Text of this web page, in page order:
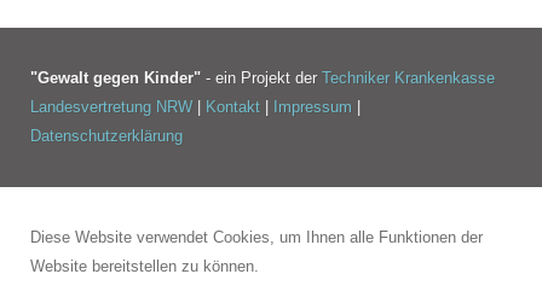
"Gewalt gegen Kinder" - ein Projekt der Techniker Krankenkasse
Landesvertretung NRW | Kontakt | Impressum |
Datenschutzerklärung
Diese Website verwendet Cookies, um Ihnen alle Funktionen der
Website bereitstellen zu können.